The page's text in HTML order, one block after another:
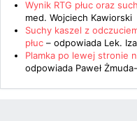
Wynik RTG płuc oraz
med. Wojciech Kawiorski
Suchy kaszel z
płuc – odpowiada Lek.
Plamka po lewej stronie
odpowiada Paweł